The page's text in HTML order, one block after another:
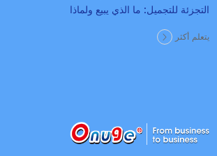
التجزئة للتجميل: ما الذي يبيع ولماذا
يتعلم أكثر